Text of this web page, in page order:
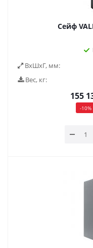
Сейф
ВxШxГ, мм:
Вес, кг:
155
-10%